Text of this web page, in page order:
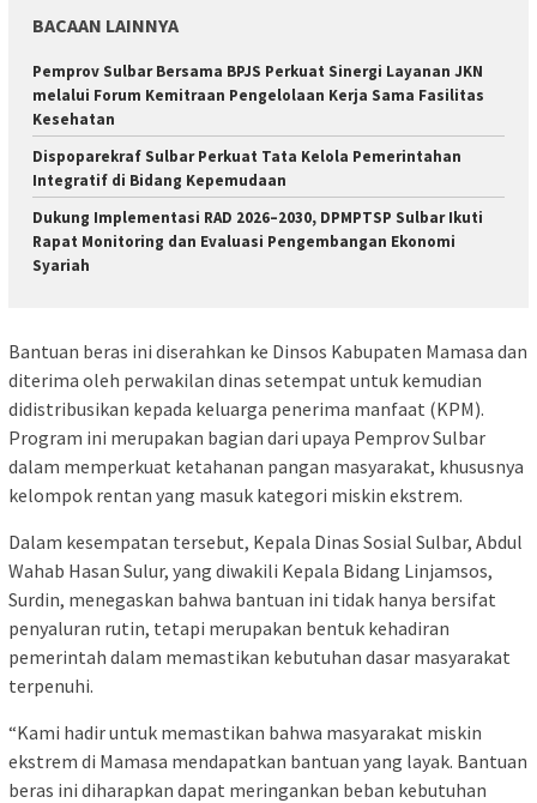
BACAAN LAINNYA
Pemprov Sulbar Bersama BPJS Perkuat Sinergi Layanan JKN
melalui Forum Kemitraan Pengelolaan Kerja Sama Fasilitas
Kesehatan
Dispoparekraf Sulbar Perkuat Tata Kelola Pemerintahan
Integratif di Bidang Kepemudaan
Dukung Implementasi RAD 2026–2030, DPMPTSP Sulbar Ikuti
Rapat Monitoring dan Evaluasi Pengembangan Ekonomi
Syariah
Bantuan beras ini diserahkan ke Dinsos Kabupaten Mamasa dan
diterima oleh perwakilan dinas setempat untuk kemudian
didistribusikan kepada keluarga penerima manfaat (KPM).
Program ini merupakan bagian dari upaya Pemprov Sulbar
dalam memperkuat ketahanan pangan masyarakat, khususnya
kelompok rentan yang masuk kategori miskin ekstrem.
Dalam kesempatan tersebut, Kepala Dinas Sosial Sulbar, Abdul
Wahab Hasan Sulur, yang diwakili Kepala Bidang Linjamsos,
Surdin, menegaskan bahwa bantuan ini tidak hanya bersifat
penyaluran rutin, tetapi merupakan bentuk kehadiran
pemerintah dalam memastikan kebutuhan dasar masyarakat
terpenuhi.
“Kami hadir untuk memastikan bahwa masyarakat miskin
ekstrem di Mamasa mendapatkan bantuan yang layak. Bantuan
beras ini diharapkan dapat meringankan beban kebutuhan